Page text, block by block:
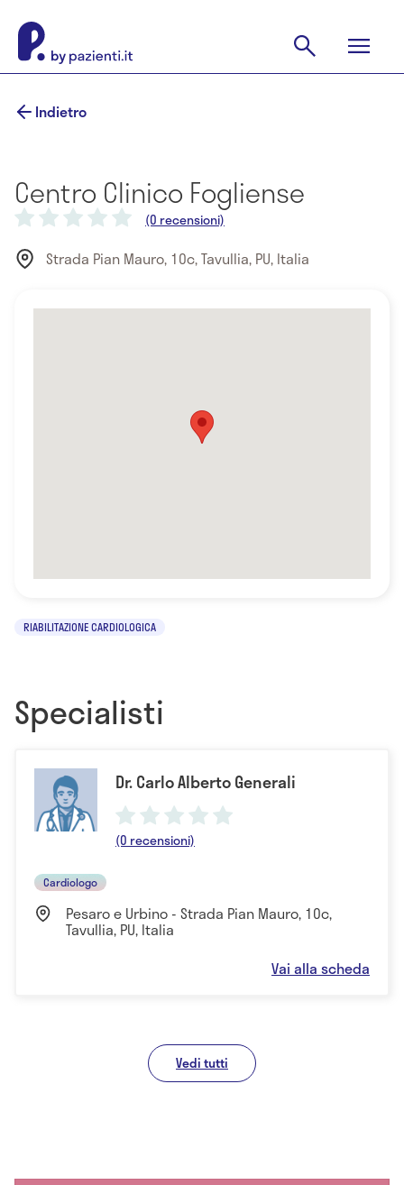
Indietro
Centro Clinico Fogliense
(0 recensioni)
Strada Pian Mauro, 10c, Tavullia, PU, Italia
RIABILITAZIONE CARDIOLOGICA
Specialisti
Dr. Carlo Alberto Generali
(0 recensioni)
Cardiologo
Pesaro e Urbino - Strada Pian Mauro, 10c,
Tavullia, PU, Italia
Vai alla scheda
Vedi tutti